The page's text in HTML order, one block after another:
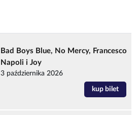
Bad Boys Blue, No Mercy, Francesco
Napoli i Joy
3 października 2026
kup bilet